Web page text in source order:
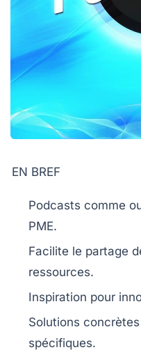
EN BREF
Podcasts comme
PME.
Facilite le partage
ressources.
Inspiration pour
Solutions
spécifiques.